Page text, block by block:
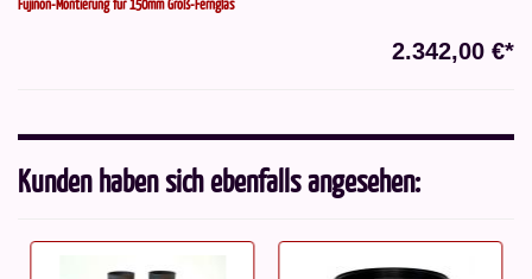
2.342,00 €*
Kunden haben sich ebenfalls angesehen: